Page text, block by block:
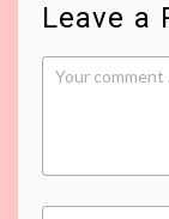
Leave a